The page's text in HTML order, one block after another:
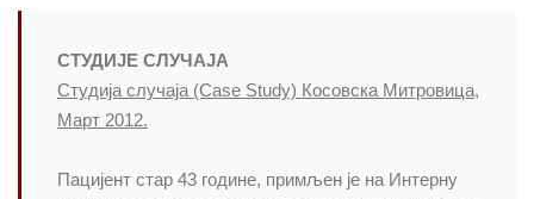
СТУДИЈЕ СЛУЧАЈА
Студија случаја (Case Study) Косовска Митровица,
Mарт 2012.
Пацијент стар 43 године, примљен је на Интерну